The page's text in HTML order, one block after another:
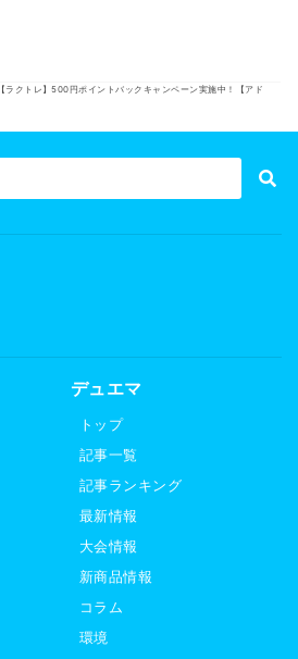
【ラクトレ】500円ポイントバックキャンペーン実施中！【アド
デュエマ
トップ
記事一覧
記事ランキング
最新情報
大会情報
新商品情報
コラム
環境